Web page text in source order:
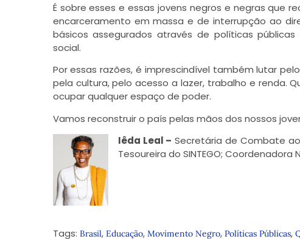
É sobre esses e essas jovens negros e negras que
encarceramento em massa e de interrupção ao
básicos assegurados através de políticas
social.
Por essas razões, é imprescindível também lutar
pela cultura, pelo acesso a lazer, trabalho e renda.
ocupar qualquer espaço de poder.
Vamos reconstruir o país pelas mãos dos nossos
Iêda Leal – Secretária de Combate ao
Tesoureira do SINTEGO;
Tags: Brasil, Educação, Movimento Negro, Políticas Públicas,